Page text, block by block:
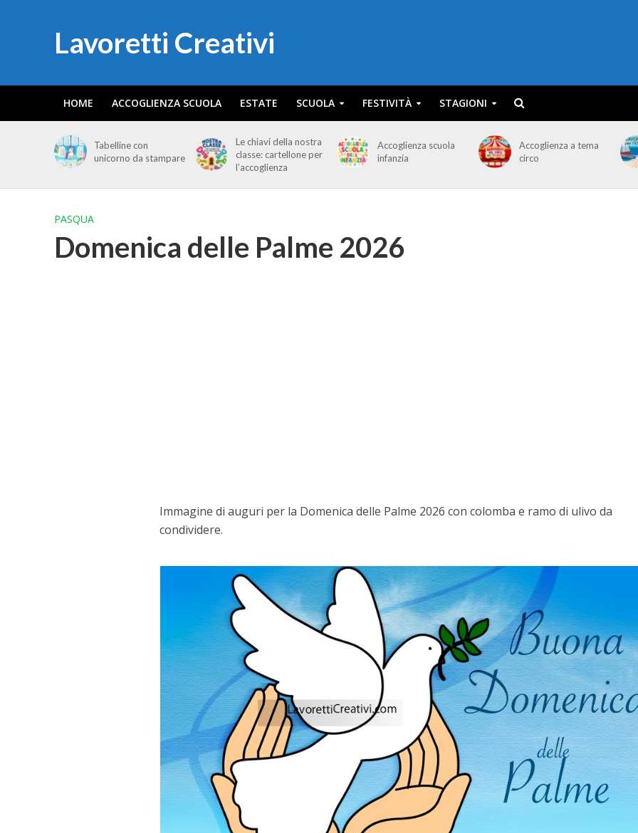
Lavoretti Creativi
HOME ACCOGLIENZA SCUOLA ESTATE SCUOLA FESTIVITÀ STAGIONI
Tabelline con
unicorno da stampare
Le chiavi della nostra
classe: cartellone per
l’accoglienza
Accoglienza scuola
infanzia
Accoglienza a tema
circo
PASQUA
Domenica delle Palme 2026
Immagine di auguri per la Domenica delle Palme 2026 con colomba e ramo di ulivo da
condividere.